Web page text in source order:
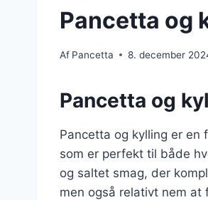
Pancetta og
Af Pancetta 8. december
Pancetta og
Pancetta og kylling er en
som er perfekt til både
og saltet smag, der
men også relativt nem